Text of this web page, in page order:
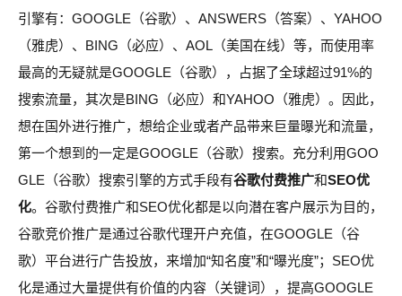
引擎有：GOOGLE（谷歌）、ANSWERS（答案）、YAHOO
（雅虎）、BING（必应）、AOL（美国在线）等，而使用率
最高的无疑就是GOOGLE（谷歌），占据了全球超过91%的
搜索流量，其次是BING（必应）和YAHOO（雅虎）。因此，
想在国外进行推广，想给企业或者产品带来巨量曝光和流量，
第一个想到的一定是GOOGLE（谷歌）搜索。充分利用GOO
GLE（谷歌）搜索引擎的方式手段有谷歌付费推广和SEO优
化。谷歌付费推广和SEO优化都是以向潜在客户展示为目的，
谷歌竞价推广是通过谷歌代理开户充值，在GOOGLE（谷
歌）平台进行广告投放，来增加“知名度”和“曝光度”；SEO优
化是通过大量提供有价值的内容（关键词），提高GOOGLE